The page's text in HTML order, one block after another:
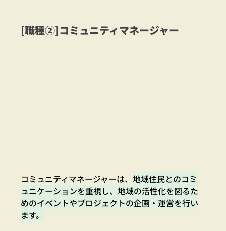
[職種②]コミュニティマネージャー
コミュニティマネージャーは、地域住民とのコミ
ュニケーションを重視し、地域の活性化を図るた
めのイベントやプロジェクトの企画・運営を行い
ます。